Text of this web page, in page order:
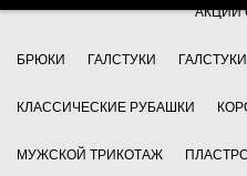
АКЦИИ
БРЮКИ ГАЛСТУКИ
КЛАССИЧЕСКИЕ РУБАШКИ
МУЖСКОЙ ТРИКОТАЖ